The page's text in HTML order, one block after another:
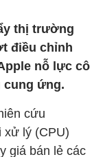
thị trường
điều chỉnh
nỗ lực cô
cung ứng.
cứu
xử lý (CPU)
giá bán lẻ các